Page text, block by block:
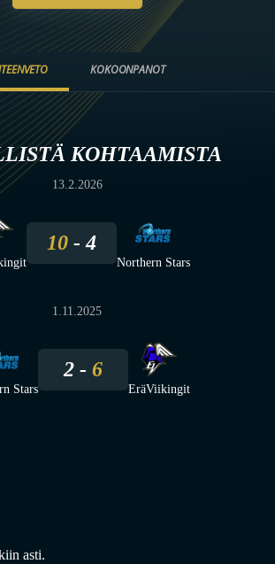
KOKOONPANOT
KOHTAAMISTA
13.2.2026
10 4
Northern Stars
1.11.2025
Stars
2 6
EräViikingit
asti.